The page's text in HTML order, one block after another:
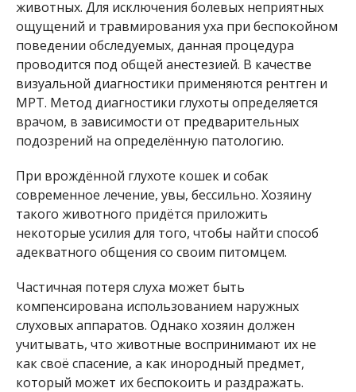
животных. Для исключения болевых неприятных
ощущений и травмирования уха при беспокойном
поведении обследуемых, данная процедура
проводится под общей анестезией. В качестве
визуальной диагностики применяются рентген и
МРТ. Метод диагностики глухоты определяется
врачом, в зависимости от предварительных
подозрений на определённую патологию.
При врождённой глухоте кошек и собак
современное лечение, увы, бессильно. Хозяину
такого животного придётся приложить
некоторые усилия для того, чтобы найти способ
адекватного общения со своим питомцем.
Частичная потеря слуха может быть
компенсирована использованием наружных
слуховых аппаратов. Однако хозяин должен
учитывать, что животные воспринимают их не
как своё спасение, а как инородный предмет,
который может их беспокоить и раздражать.